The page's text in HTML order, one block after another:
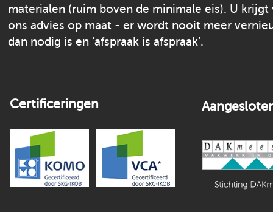
materialen (ruim boven de minimale eis). U krijgt
ons advies op maat - er wordt nooit meer
dan nodig is en ‘afspraak is afspraak’.
Certificeringen